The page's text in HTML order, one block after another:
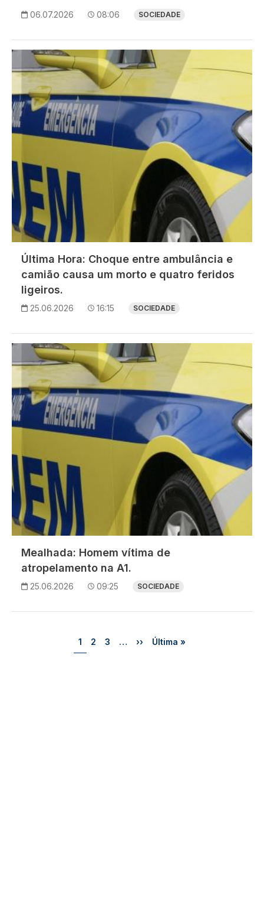
06.07.2026 08:06 SOCIEDADE
Imagem
Última Hora: Choque entre ambulância e
camião causa um morto e quatro feridos
ligeiros.
25.06.2026 16:15 SOCIEDADE
Imagem
Mealhada: Homem vítima de
atropelamento na A1.
25.06.2026 09:25 SOCIEDADE
Página
1 Página
2 Página
3 … Próxima página
›› Última página
Última »